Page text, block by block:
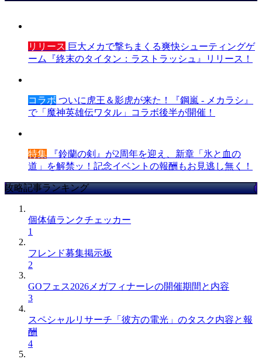
リリース 巨大メカで撃ちまくる爽快シューティングゲ
ーム『終末のタイタン：ラストラッシュ』リリース！
コラボ ついに虎王＆影虎が来た！『鋼嵐 - メカラシ』
で「魔神英雄伝ワタル」コラボ後半が開催！
特集 『鈴蘭の剣』が2周年を迎え、新章「氷と血の
道」を解禁ッ！記念イベントの報酬もお見逃し無く！
攻略記事ランキング
個体値ランクチェッカー
1
フレンド募集掲示板
2
GOフェス2026メガフィナーレの開催期間と内容
3
スペシャルリサーチ「彼方の電光」のタスク内容と報
酬
4